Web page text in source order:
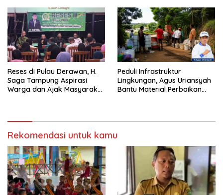
Reses di Pulau Derawan, H.
Saga Tampung Aspirasi
Warga dan Ajak Masyarakat
Peduli Infrastruktur
Lingkungan, Agus Uriansyah
Bantu Material Perbaikan
Rekomendasi untuk kamu